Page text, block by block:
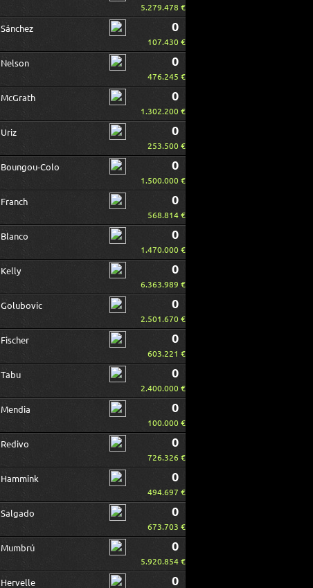
5.279.478 €
Sánchez 0
107.430 €
Nelson 0
476.245 €
McGrath 0
1.302.200 €
Uriz 0
253.500 €
Boungou-Colo 0
1.500.000 €
Franch 0
568.814 €
Blanco 0
1.470.000 €
Kelly 0
6.363.989 €
Golubovic 0
2.501.670 €
Fischer 0
603.221 €
Tabu 0
2.400.000 €
Mendia 0
100.000 €
Redivo 0
726.326 €
Hammink 0
494.697 €
Salgado 0
673.703 €
Mumbrú 0
5.920.854 €
Hervelle 0